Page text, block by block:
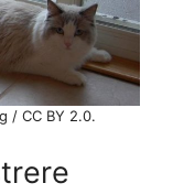
/ CC BY 2.0.